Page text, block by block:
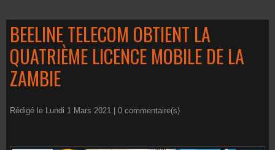
BEELINE TELECOM OBTIENT LA
QUATRIÈME LICENCE MOBILE DE LA
ZAMBIE
Rédigé le Lundi 1 Mars 2021 | 0 commentaire(s)